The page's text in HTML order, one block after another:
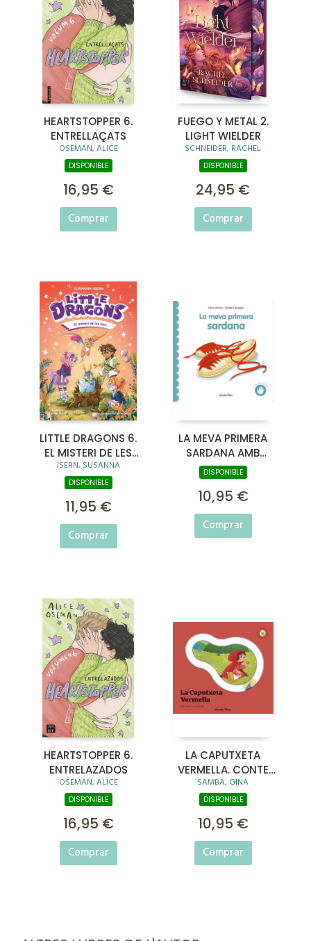
HEARTSTOPPER 6.
ENTRELLAÇATS
OSEMAN, ALICE
DISPONIBLE
16,95 €
Comprar
FUEGO Y METAL 2.
LIGHT WIELDER
SCHNEIDER, RACHEL
DISPONIBLE
24,95 €
Comprar
LITTLE DRAGONS 6.
EL MISTERI DE LES
ALES
ISERN, SUSANNA
DISPONIBLE
11,95 €
Comprar
LA MEVA PRIMERA
SARDANA AMB
TEXTURES
DISPONIBLE
10,95 €
Comprar
HEARTSTOPPER 6.
ENTRELAZADOS
OSEMAN, ALICE
DISPONIBLE
16,95 €
Comprar
LA CAPUTXETA
VERMELLA. CONTE
AMB PECES
LLISCANTS
SAMBA, GINA
DISPONIBLE
10,95 €
Comprar